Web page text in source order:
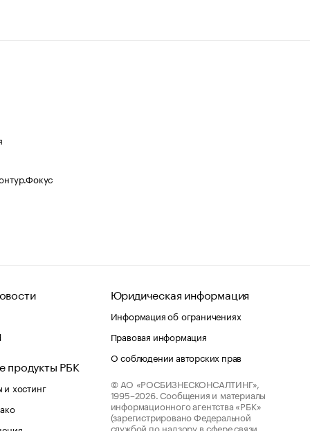
продукты РБК
хостинг
Юридическая информация
Информация об ограничениях
Правовая информация
О соблюдении авторских прав
© АО «РОСБИЗНЕСКОНСАЛТИНГ»,
1995–2026. Сообщения и материалы
информационного агентства «РБК»
(зарегистрировано Федеральной
службой по надзору в сфере связи,